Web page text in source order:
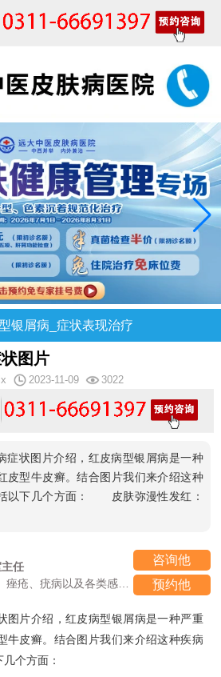
银屑病_症状表现治疗
图片
2023-11-09 3022
状图片介绍，红皮病型银屑病是一种
皮型牛皮癣。结合图片我们来介绍这种
以下几个方面： 皮肤弥漫性发红：
任
擅长：银屑病、痤疮、疣病以及各类感染性、过敏性皮肤病
咨询他
预约他
片介绍，红皮病型银屑病是一种严重
牛皮癣。结合图片我们来介绍这种疾病
个方面：